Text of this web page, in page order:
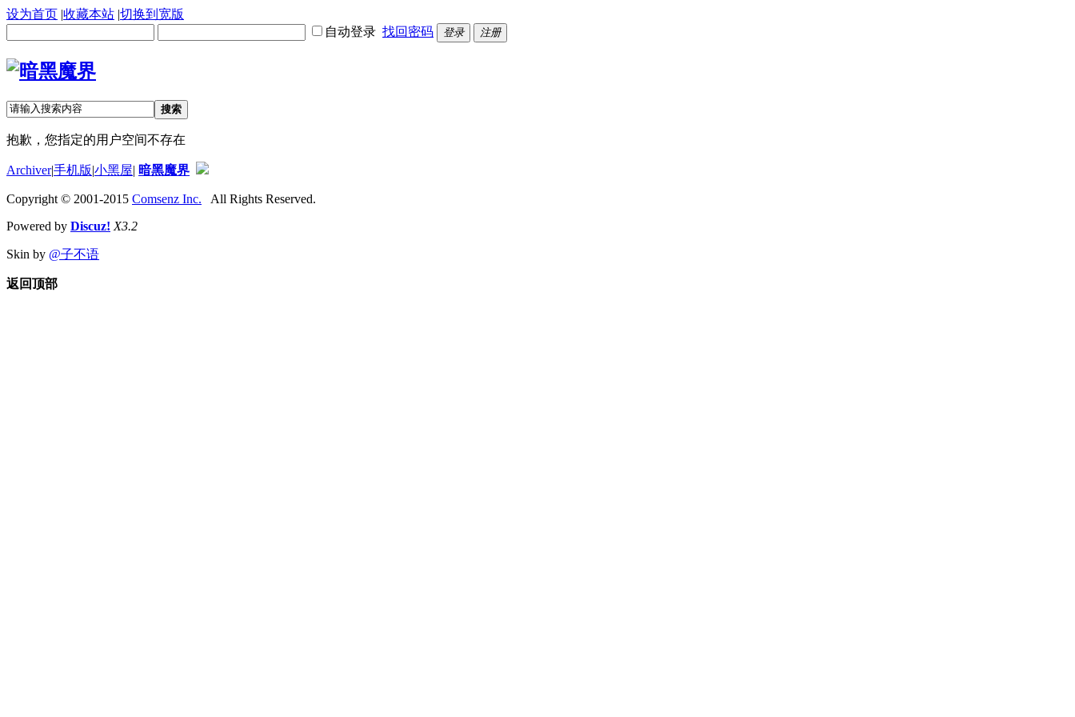
设为首页 |收藏本站 |切换到宽版
自动登录 找回密码 登录 注册
搜索
抱歉，您指定的用户空间不存在
Archiver|手机版|小黑屋| 暗黑魔界
Copyright © 2001-2015 Comsenz Inc. All Rights Reserved.
Powered by Discuz! X3.2
Skin by @子不语
返回顶部